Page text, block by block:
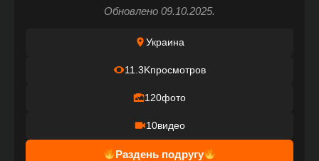
Обновлено 09.10.2025.
Украина
11.3Kпросмотров
120фото
10видео
Раздень подругу